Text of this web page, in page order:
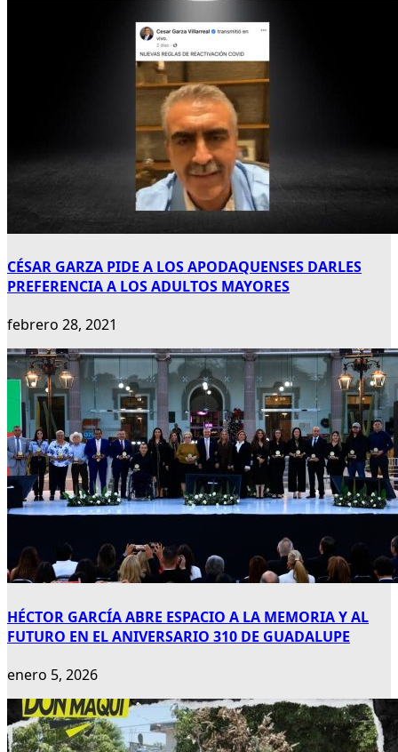
CÉSAR GARZA PIDE A LOS APODAQUENSES DARLES
PREFERENCIA A LOS ADULTOS MAYORES
febrero 28, 2021
HÉCTOR GARCÍA ABRE ESPACIO A LA MEMORIA Y AL
FUTURO EN EL ANIVERSARIO 310 DE GUADALUPE
enero 5, 2026